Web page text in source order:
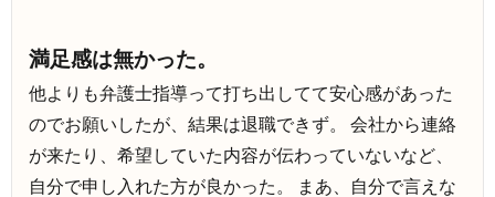
満足感は無かった。
他よりも弁護士指導って打ち出してて安心感があった
のでお願いしたが、結果は退職できず。 会社から連絡
が来たり、希望していた内容が伝わっていないなど、
自分で申し入れた方が良かった。 まあ、自分で言えな